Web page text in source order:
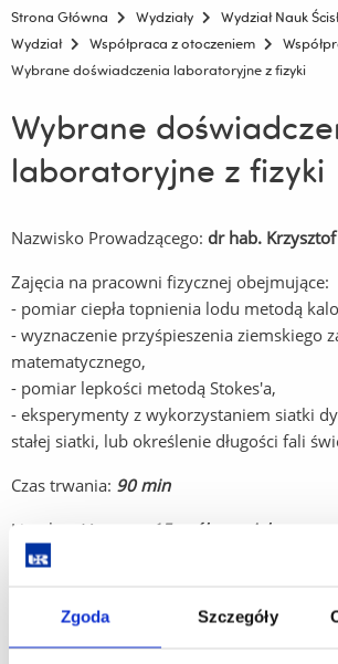
Zgoda Szczegóły
Strona Główna Wydziały
Wydział Nauk
Wydział
Współpraca z otoczeniem
Wybrane doświadczenia laboratoryjne z fizyki
Wybrane
laboratoryjne z fizyki
Nazwisko Prowadzącego: dr hab.
Zajęcia na pracowni fizycznej obejmujące:
- pomiar ciepła topnienia lodu metodą
- wyznaczenie przyśpieszenia ziemskiego
matematycznego,
- pomiar lepkości metodą Stokes'a,
- eksperymenty z wykorzystaniem siatki
stałej siatki, lub określenie długości fali
Czas trwania: 90 min
Liczebność grupy:
15 osób + opiekun
Plan spotkania:
1) Omówienie zagadnień związanych z
2) Zapoznanie z metodologią pomiarową